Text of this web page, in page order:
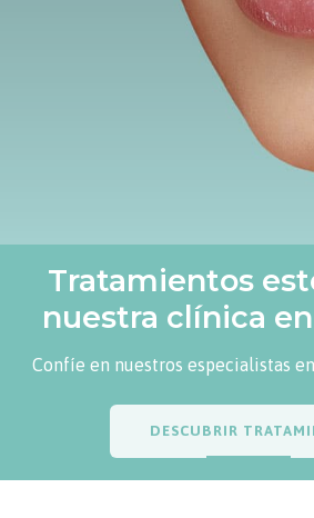
Tratamientos
nuestra clínica
Confíe en nuestros especialistas
DESCUBRIR